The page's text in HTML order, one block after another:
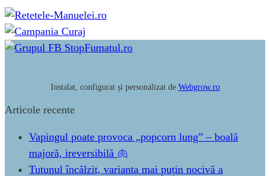
Instalat, configurat și personalizat de Webgrow.ro
Articole recente
Vapingul poate provoca „popcorn lung” – boală
majoră, ireversibilă 🫁
Tutunul încălzit, varianta mai puțin nocivă a